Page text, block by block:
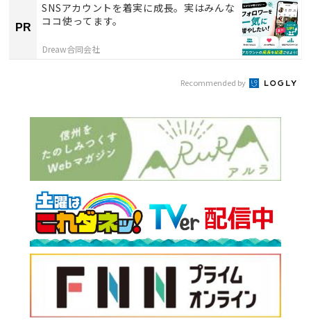
PR
SNSアカウントを着実に成長。実はみんな
ココ使ってます。
Dreaw合同会社
Recommended by